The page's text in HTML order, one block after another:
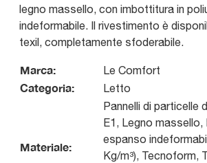
legno massello, con imbottitura in
indeformabile. Il rivestimento è
texil, completamente sfoderabile.
Marca: Le Comfort
Categoria: Letto
Materiale:
Pannelli di particelle
E1, Legno massello,
espanso
Kg/m³), Tecnoform,